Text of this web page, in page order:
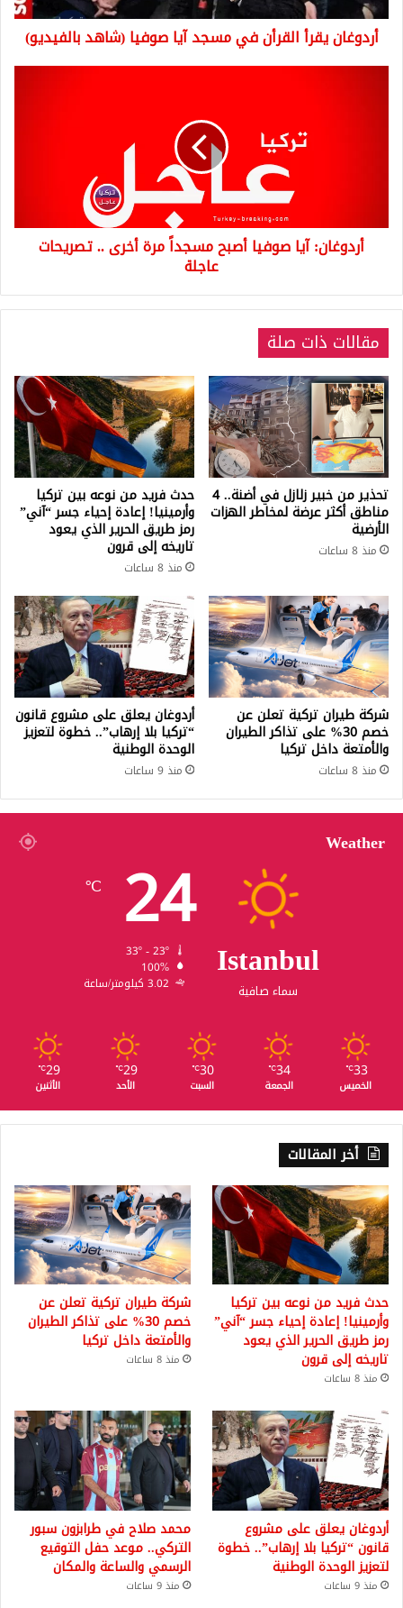
بالفيديو)
أردوغان يقرأ القرأن في مسجد آيا صوفيا (شاهد بالفيديو)
تصريحات
عاجلةأردوغان: آيا صوفيا أصبح مسجداً مرة أخرى .. تصريحات
عاجلة
مقالات ذات صلة
تحذير من خبير زلازل في أضنة.. 4
مناطق أكثر عرضة لمخاطر الهزات
الأرضية
منذ 8 ساعات
حدث فريد من نوعه بين تركيا
وأرمينيا! إعادة إحياء جسر “آني”
رمز طريق الحرير الذي يعود
تاريخه إلى قرون
منذ 8 ساعات
شركة طيران تركية تعلن عن
خصم 30% على تذاكر الطيران
والأمتعة داخل تركيا
منذ 8 ساعات
أردوغان يعلق على مشروع قانون
“تركيا بلا إرهاب”.. خطوة لتعزيز
الوحدة الوطنية
منذ 9 ساعات
Weather
Istanbul
سماء صافية
24
℃
100%
3.02 كيلومتر/ساعة
33
℃
الخميس
34
℃
الجمعة
30
℃
السبت
29
℃
الأحد
29
℃
الأثنين
أخر المقالات
حدث فريد من نوعه بين تركيا
وأرمينيا! إعادة إحياء جسر “آني”
رمز طريق الحرير الذي يعود
تاريخه إلى قرون
منذ 8 ساعات
شركة طيران تركية تعلن عن
خصم 30% على تذاكر الطيران
والأمتعة داخل تركيا
منذ 8 ساعات
أردوغان يعلق على مشروع
قانون “تركيا بلا إرهاب”.. خطوة
لتعزيز الوحدة الوطنية
منذ 9 ساعات
محمد صلاح في طرابزون سبور
التركي.. موعد حفل التوقيع
الرسمي والساعة والمكان
منذ 9 ساعات